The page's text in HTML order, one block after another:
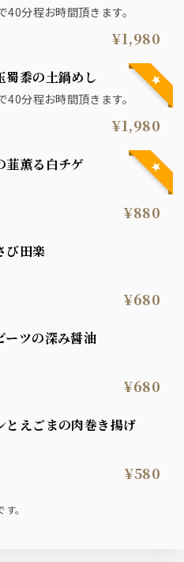
40分程お時間頂きます。
¥1,980
蜀黍の土鍋めし
40分程お時間頂きます。
¥1,980
韮薫る白チゲ
¥880
び田楽
¥680
ーツの深み醤油
¥680
とえごまの肉巻き揚げ
¥580
。